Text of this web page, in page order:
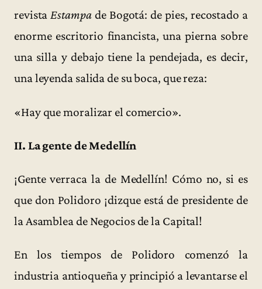
revistaEstampade Bogotá: de pies, recostado a
enorme escritorio financista, una pierna sobre
una silla y debajo tiene la pendejada, es decir,
una leyenda salida de su boca, que reza:
«Hay que moralizar el comercio».
II. La gente de Medellín
¡Gente verraca la de Medellín! Cómo no, si es
que don Polidoro ¡dizque está de presidente de
la Asamblea de Negocios de la Capital!
En los tiempos de Polidoro comenzó la
industria antioqueña y principió a levantarse el